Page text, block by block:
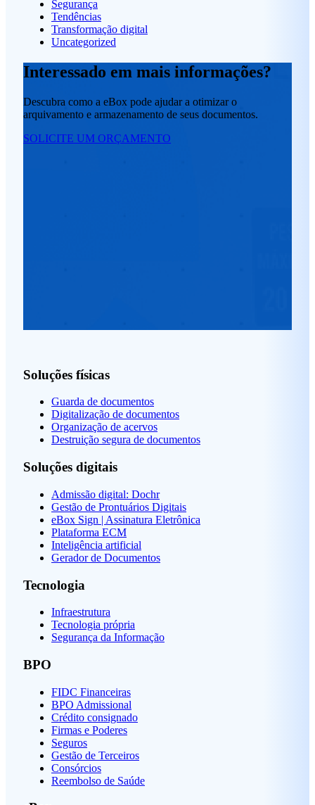
Segurança
Tendências
Transformação digital
Uncategorized
Interessado em mais informações?
Descubra como a eBox pode ajudar a otimizar o
arquivamento e armazenamento de seus documentos.
SOLICITE UM ORÇAMENTO
Soluções físicas
Guarda de documentos
Digitalização de documentos
Organização de acervos
Destruição segura de documentos
Soluções digitais
Admissão digital: Dochr
Gestão de Prontuários Digitais
eBox Sign | Assinatura Eletrônica
Plataforma ECM
Inteligência artificial
Gerador de Documentos
Tecnologia
Infraestrutura
Tecnologia própria
Segurança da Informação
BPO
FIDC Financeiras
BPO Admissional
Crédito consignado
Firmas e Poderes
Seguros
Gestão de Terceiros
Consórcios
Reembolso de Saúde